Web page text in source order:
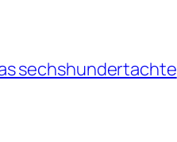
sechshundertachte